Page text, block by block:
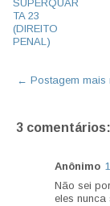
SUPERQUAR
TA 23
(DIREITO
PENAL)
← Postagem mais
3 comentários:
Anônimo
Não sei
eles nunca